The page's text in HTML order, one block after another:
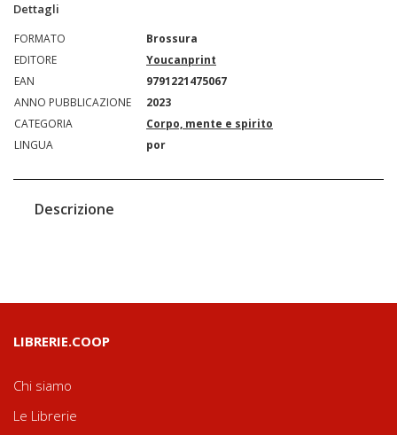
Dettagli
FORMATO
Brossura
EDITORE
Youcanprint
EAN
9791221475067
ANNO PUBBLICAZIONE
2023
CATEGORIA
Corpo, mente e spirito
LINGUA
por
Descrizione
LIBRERIE.COOP
Chi siamo
Le Librerie